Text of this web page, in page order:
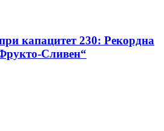
капацитет 230: Рекордна
Сливен“